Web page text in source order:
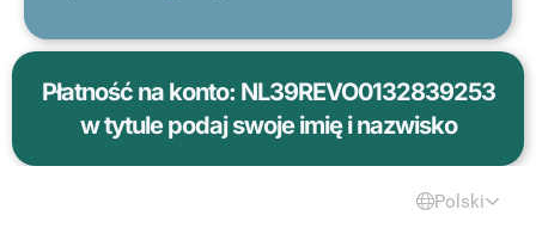
Płatność na konto: NL39REVO0132839253
w tytule podaj swoje imię i nazwisko